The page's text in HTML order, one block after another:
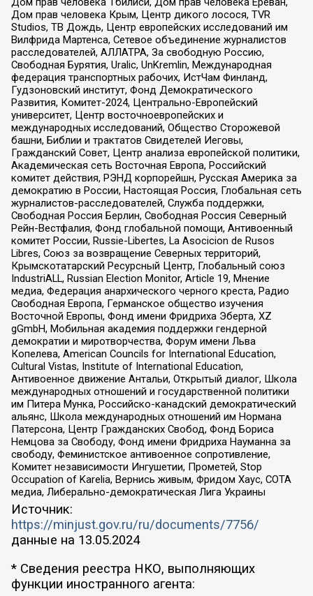
Дом прав человека Крым, Центр дикого лосося, TVR
Studios, ТВ Дождь, Центр европейских исследований им
Вилфрида Мартенса, Сетевое объединение журналистов
расследователей, АЛЛАТРА, За свободную Россию,
Свободная Бурятия, Uralic, UnKremlin, Международная
федерация транспортных рабочих, ИстЧам Финланд,
Гудзоновский институт, Фонд Демократического
Развития, Комитет-2024, Центрально-Европейский
университет, Центр восточноевропейских и
международных исследований, Общество Сторожевой
башни, Библии и трактатов Свидетелей Иеговы,
Гражданский Совет, Центр анализа европейской политики,
Академическая сеть Восточная Европа, Российский
комитет действия, РЭНД корпорейшн, Русская Америка за
демократию в России, Настоящая Россия, Глобальная сеть
журналистов-расследователей, Служба поддержки,
Свободная Россия Берлин, Свободная Россия Северный
Рейн-Вестфалия, Фонд глобальной помощи, Антивоенный
комитет России, Russie-Libertes, La Asocicion de Rusos
Libres, Союз за возвращение Северных территорий,
Крымскотатарский Ресурсный Центр, Глобальный союз
IndustriALL, Russian Election Monitor, Article 19, Мнение
медиа, Федерация анархического черного креста, Радио
Свободная Европа, Германское общество изучения
Восточной Европы, Фонд имени Фридриха Эберта, XZ
gGmbH, Мобильная академия поддержки гендерной
демократии и миротворчества, Форум имени Льва
Копелева, American Councils for International Education,
Cultural Vistas, Institute of International Education,
Антивоенное движение Антальи, Открытый диалог, Школа
международных отношений и государственной политики
им Питера Мунка, Российско-канадский демократический
альянс, Школа международных отношений им Нормана
Патерсона, Центр Гражданских Свобод, Фонд Бориса
Немцова за Свободу, Фонд имени Фридриха Науманна за
свободу, Феминистское антивоенное сопротивление,
Комитет независимости Ингушетии, Прометей, Stop
Occupation of Karelia, Вернись живым, Фридом Хаус, СОТА
медиа, Либерально-демократическая Лига Украины
Источник:
https://minjust.gov.ru/ru/documents/7756/
данные на 13.05.2024
* Сведения реестра НКО, выполняющих
функции иностранного агента: